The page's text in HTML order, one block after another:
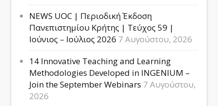
NEWS UOC | Περιοδική Έκδοση
Πανεπιστημίου Κρήτης | Τεύχος 59 |
Ιούνιος – Ιούλιος 2026 7 Αυγούστου, 2026
14 Innovative Teaching and Learning
Methodologies Developed in INGENIUM –
Join the September Webinars 7 Αυγούστου,
2026